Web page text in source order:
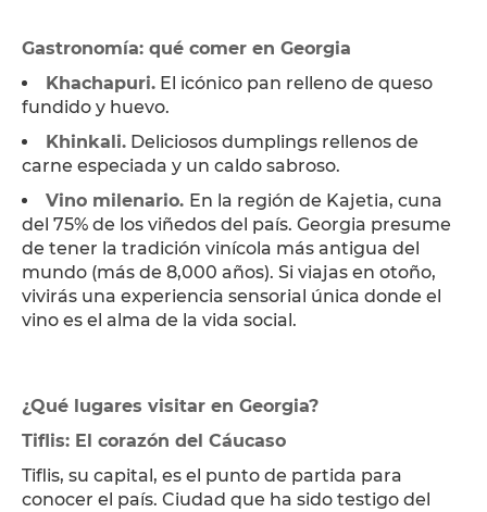
Gastronomía: qué comer en Georgia
Khachapuri. El icónico pan relleno de queso
fundido y huevo.
Khinkali. Deliciosos dumplings rellenos de
carne especiada y un caldo sabroso.
Vino milenario. En la región de Kajetia, cuna
del 75% de los viñedos del país. Georgia presume
de tener la tradición vinícola más antigua del
mundo (más de 8,000 años). Si viajas en otoño,
vivirás una experiencia sensorial única donde el
vino es el alma de la vida social.
¿Qué lugares visitar en Georgia?
Tiflis: El corazón del Cáucaso
Tiflis, su capital, es el punto de partida para
conocer el país. Ciudad que ha sido testigo del